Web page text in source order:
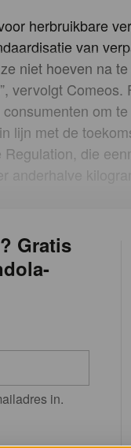
herbruikbare
van
niet hoeven na
vervolgt
om
lijn met de
Regulation, die
anderhalve
Gratis
in.